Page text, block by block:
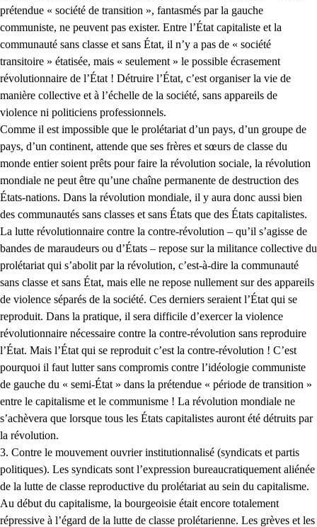
prétendue « société de transition », fantasmés par la gauche
communiste, ne peuvent pas exister. Entre l’État capitaliste et la
communauté sans classe et sans État, il n’y a pas de « société
transitoire » étatisée, mais « seulement » le possible écrasement
révolutionnaire de l’État ! Détruire l’État, c’est organiser la vie de
manière collective et à l’échelle de la société, sans appareils de
violence ni politiciens professionnels.
Comme il est impossible que le prolétariat d’un pays, d’un groupe de
pays, d’un continent, attende que ses frères et sœurs de classe du
monde entier soient prêts pour faire la révolution sociale, la révolution
mondiale ne peut être qu’une chaîne permanente de destruction des
États-nations. Dans la révolution mondiale, il y aura donc aussi bien
des communautés sans classes et sans États que des États capitalistes.
La lutte révolutionnaire contre la contre-révolution – qu’il s’agisse de
bandes de maraudeurs ou d’États – repose sur la militance collective du
prolétariat qui s’abolit par la révolution, c’est-à-dire la communauté
sans classe et sans État, mais elle ne repose nullement sur des appareils
de violence séparés de la société. Ces derniers seraient l’État qui se
reproduit. Dans la pratique, il sera difficile d’exercer la violence
révolutionnaire nécessaire contre la contre-révolution sans reproduire
l’État. Mais l’État qui se reproduit c’est la contre-révolution ! C’est
pourquoi il faut lutter sans compromis contre l’idéologie communiste
de gauche du « semi-État » dans la prétendue « période de transition »
entre le capitalisme et le communisme ! La révolution mondiale ne
s’achèvera que lorsque tous les États capitalistes auront été détruits par
la révolution.
3. Contre le mouvement ouvrier institutionnalisé (syndicats et partis
politiques). Les syndicats sont l’expression bureaucratiquement aliénée
de la lutte de classe reproductive du prolétariat au sein du capitalisme.
Au début du capitalisme, la bourgeoisie était encore totalement
répressive à l’égard de la lutte de classe prolétarienne. Les grèves et les